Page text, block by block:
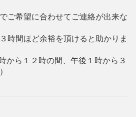
ご希望に合わせてご連絡が出来な
時間ほど余裕を頂けると助かりま
ら１２時の間、午後１時から３